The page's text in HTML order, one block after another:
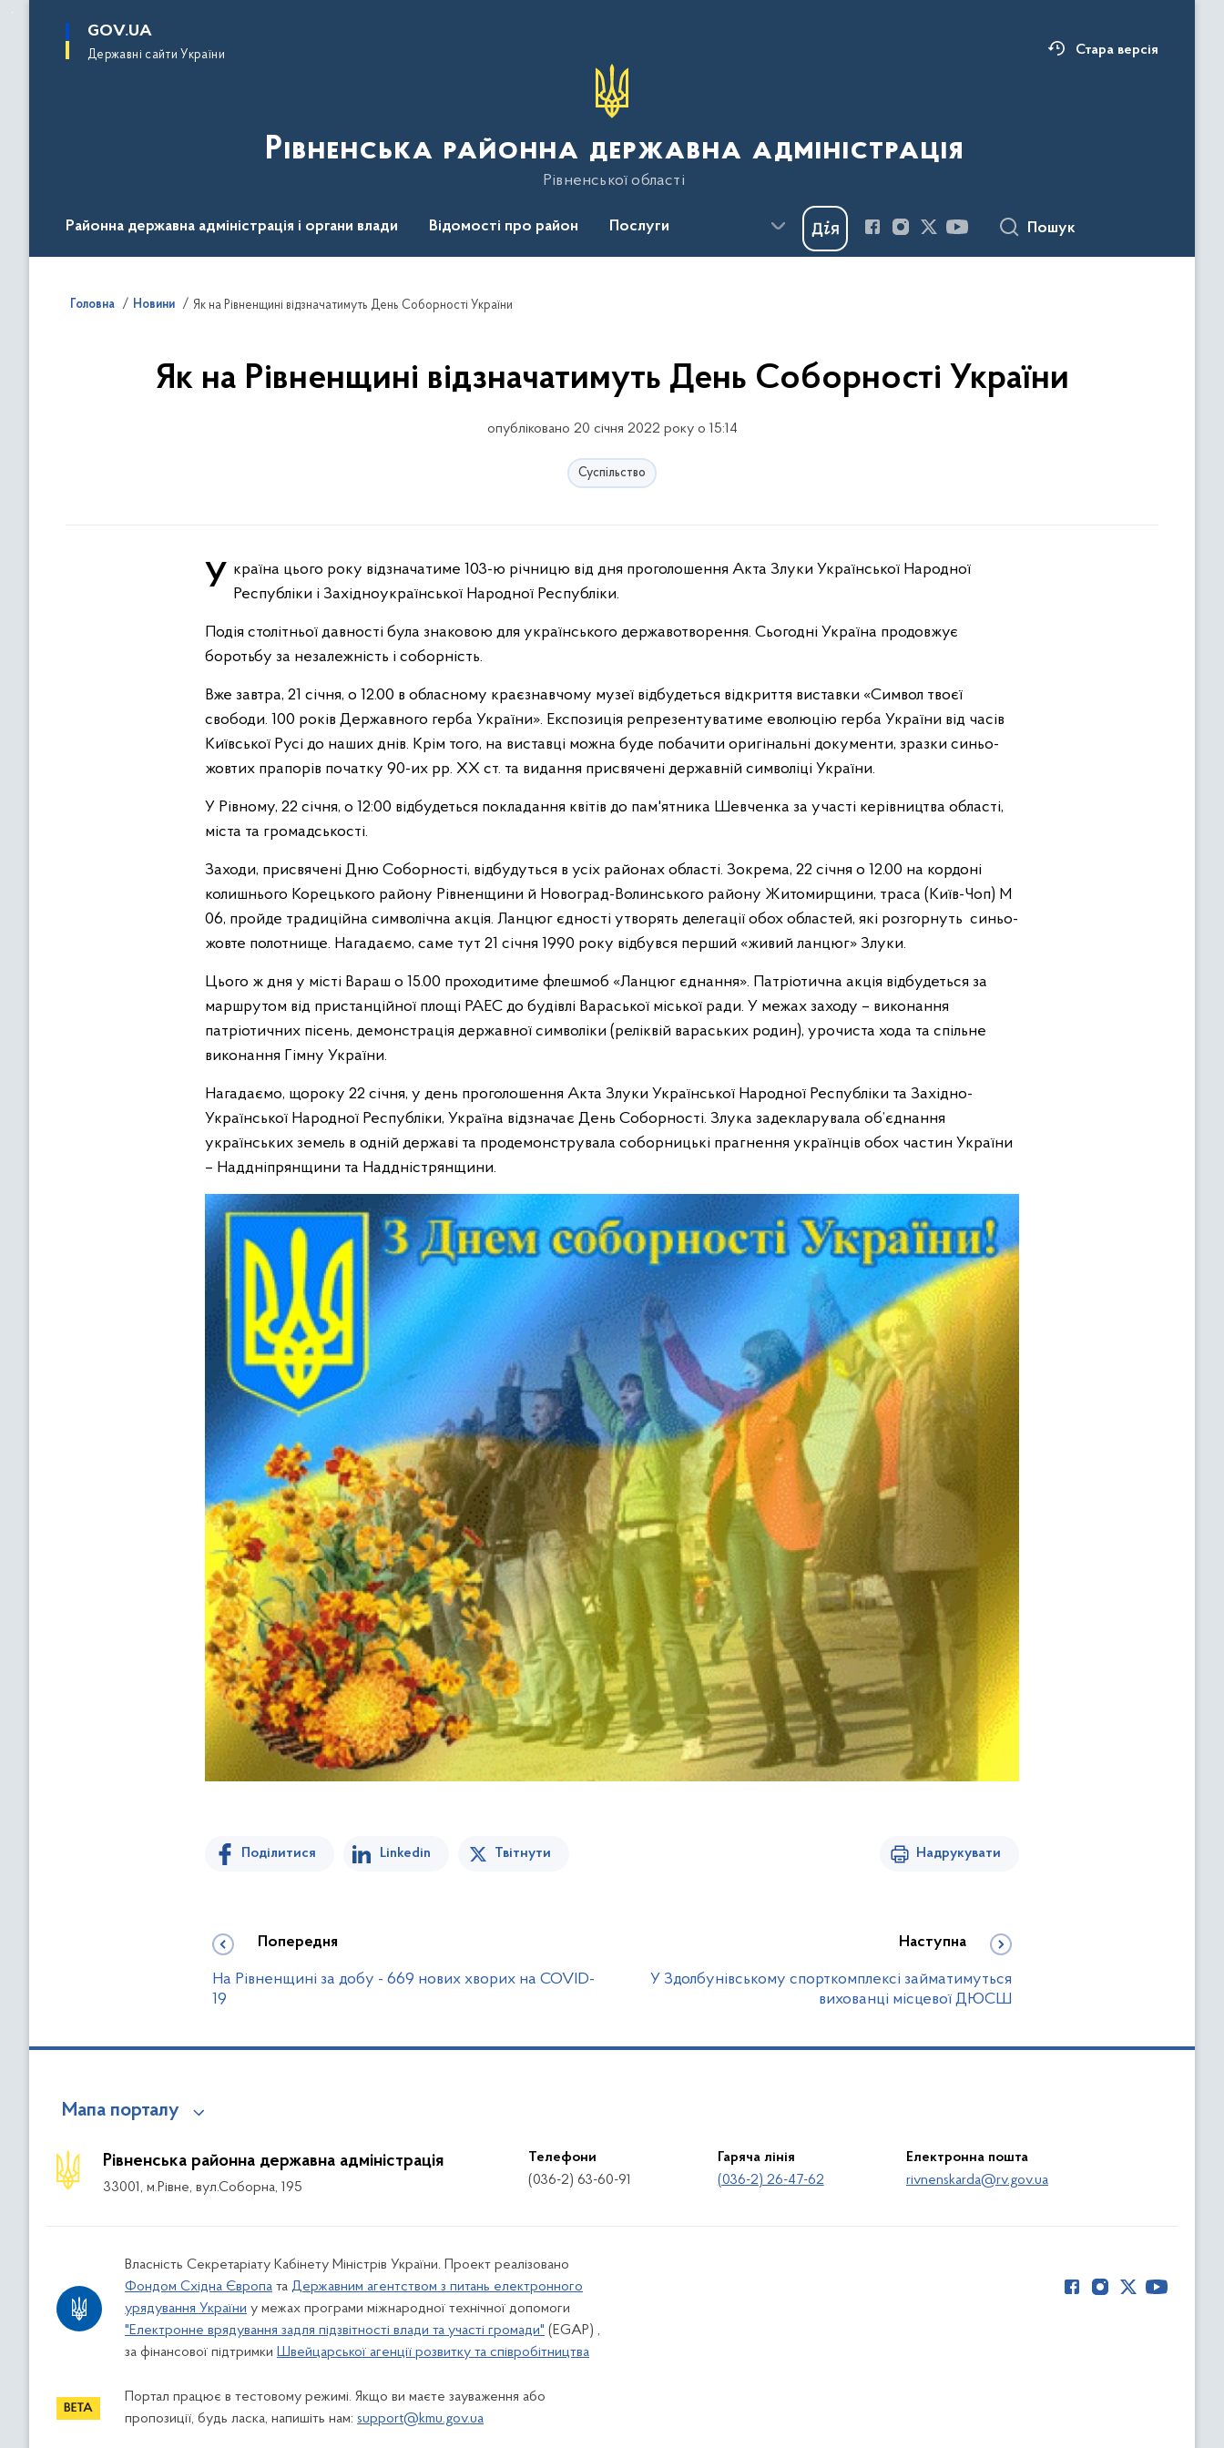
основного
GOV.UA
Державні сайти України Стара версія
Рівненська районна державна адміністрація
Рівненської області
Районна державна адміністрація і органи влади Відомості про район Послуги Пошук
Головна Новини Як на Рівненщині відзначатимуть День Соборності України
Як на Рівненщині відзначатимуть День Соборності України
опубліковано 20 січня 2022 року о 15:14
Суспільство
Україна цього року відзначатиме 103-ю річницю від дня проголошення Акта Злуки Української Народної Республіки і Західноукраїнської Народної Республіки.
Подія столітньої давності була знаковою для українського державотворення. Сьогодні Україна продовжує
боротьбу за незалежність і соборність.
Вже завтра, 21 січня, о 12.00 в обласному краєзнавчому музеї відбудеться відкриття виставки «Символ твоєї
свободи. 100 років Державного герба України». Експозиція репрезентуватиме еволюцію герба України від часів
Київської Русі до наших днів. Крім того, на виставці можна буде побачити оригінальні документи, зразки синьо-
жовтих прапорів початку 90-их рр. ХХ ст. та видання присвячені державній символіці України.
У Рівному, 22 січня, о 12:00 відбудеться покладання квітів до пам'ятника Шевченка за участі керівництва області,
міста та громадськості.
Заходи, присвячені Дню Соборності, відбудуться в усіх районах області. Зокрема, 22 січня о 12.00 на кордоні
колишнього Корецького району Рівненщини й Новоград-Волинського району Житомирщини, траса (Київ-Чоп) М
06, пройде традиційна символічна акція. Ланцюг єдності утворять делегації обох областей, які розгорнуть синьо-
жовте полотнище. Нагадаємо, саме тут 21 січня 1990 року відбувся перший «живий ланцюг» Злуки.
Цього ж дня у місті Вараш о 15.00 проходитиме флешмоб «Ланцюг єднання». Патріотична акція відбудеться за
маршрутом від пристанційної площі РАЕС до будівлі Вараської міської ради. У межах заходу – виконання
патріотичних пісень, демонстрація державної символіки (реліквій вараських родин), урочиста хода та спільне
виконання Гімну України.
Нагадаємо, щороку 22 січня, у день проголошення Акта Злуки Української Народної Республіки та Західно-
Української Народної Республіки, Україна відзначає День Соборності. Злука задекларувала об’єднання
українських земель в одній державі та продемонструвала соборницькі прагнення українців обох частин України
– Наддніпрянщини та Наддністрянщини.
Поділитися Linkedin Твітнути Надрукувати
Попередня
На Рівненщині за добу - 669 нових хворих на COVID-
19
Наступна
У Здолбунівському спорткомплексі займатимуться
вихованці місцевої ДЮСШ
Мапа порталу
Рівненська районна державна адміністрація
33001, м.Рівне, вул.Соборна, 195
Телефони
(036-2) 63-60-91
Гаряча лінія
(036-2) 26-47-62
Електронна пошта
rivnenskarda@rv.gov.ua
Власність Секретаріату Кабінету Міністрів України. Проект реалізовано
Фондом Східна Європа та Державним агентством з питань електронного
урядування України у межах програми міжнародної технічної допомоги
"Електронне врядування задля підзвітності влади та участі громади" (EGAP) ,
за фінансової підтримки Швейцарської агенції розвитку та співробітництва
Портал працює в тестовому режимі. Якщо ви маєте зауваження або
пропозиції, будь ласка, напишіть нам: support@kmu.gov.ua